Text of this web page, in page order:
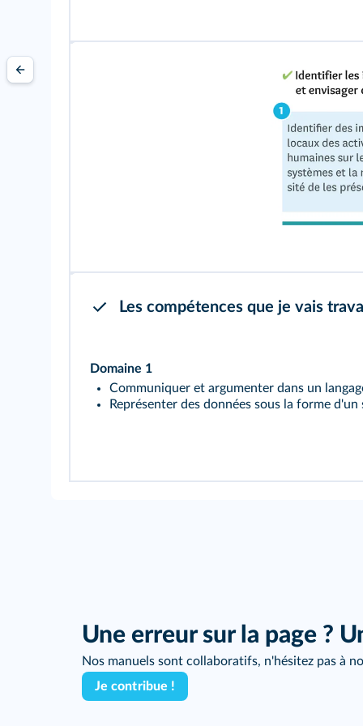
Les compétences que je vais
Domaine 1
Communiquer et argumenter dans un
Représenter des données sous la forme
Une erreur sur la page ?
Nos manuels sont collaboratifs, n'hésitez pas à
Je contribue !